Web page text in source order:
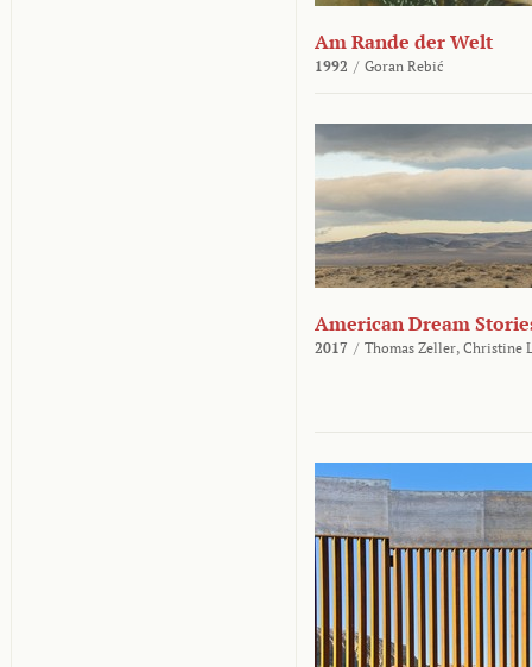
Am Rande der Welt
1992 / Goran Rebić
American Dream
2017 / Thomas Zeller, Christine